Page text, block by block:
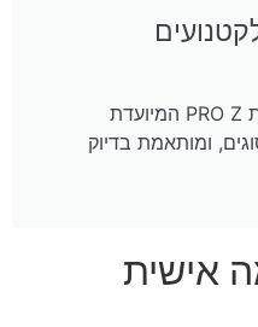
מערכת מיגון ואיתור מתקדמת PRO Z המיועדת
ומותאמת בדיוק
אישית